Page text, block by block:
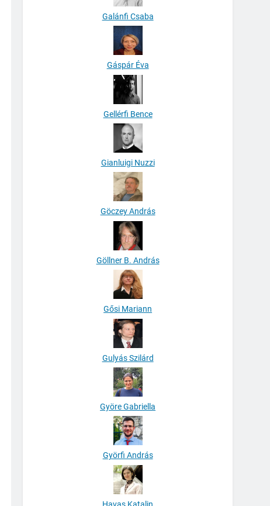
Galánfi Csaba
Gáspár Éva
Gellérfi Bence
Gianluigi Nuzzi
Göczey András
Göllner B. András
Gősi Mariann
Gulyás Szilárd
Györe Gabriella
Györfi András
Havas Katalin